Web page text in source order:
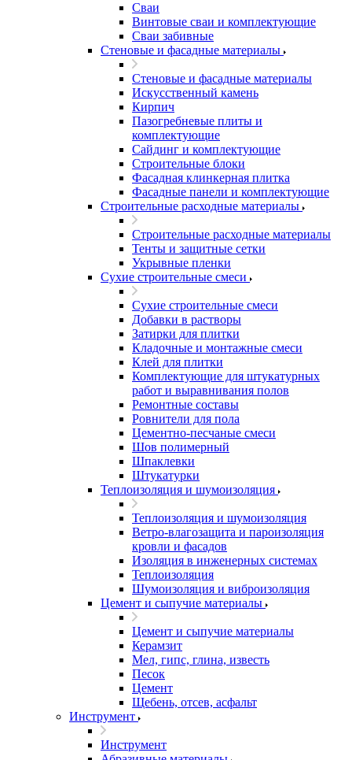
Сваи
Винтовые сваи и комплектующие
Сваи забивные
Стеновые и фасадные материалы
Стеновые и фасадные материалы
Искусственный камень
Кирпич
Пазогребневые плиты и
комплектующие
Сайдинг и комплектующие
Строительные блоки
Фасадная клинкерная плитка
Фасадные панели и комплектующие
Строительные расходные материалы
Строительные расходные материалы
Тенты и защитные сетки
Укрывные пленки
Сухие строительные смеси
Сухие строительные смеси
Добавки в растворы
Затирки для плитки
Кладочные и монтажные смеси
Клей для плитки
Комплектующие для штукатурных
работ и выравнивания полов
Ремонтные составы
Ровнители для пола
Цементно-песчаные смеси
Шов полимерный
Шпаклевки
Штукатурки
Теплоизоляция и шумоизоляция
Теплоизоляция и шумоизоляция
Ветро-влагозащита и пароизоляция
кровли и фасадов
Изоляция в инженерных системах
Теплоизоляция
Шумоизоляция и виброизоляция
Цемент и сыпучие материалы
Цемент и сыпучие материалы
Керамзит
Мел, гипс, глина, известь
Песок
Цемент
Щебень, отсев, асфальт
Инструмент
Инструмент